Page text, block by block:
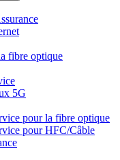
fibre optique
5G
pour la fibre optique
pour HFC/Câble